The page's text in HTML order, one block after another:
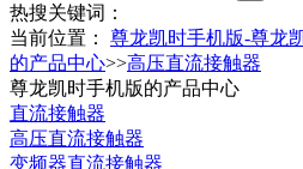
热搜关键词：
当前位置：
尊龙凯时手机版-尊龙
的产品中心>>高压直流接触器
尊龙凯时手机版的产品中心
直流接触器
高压直流接触器
变频器直流接触器